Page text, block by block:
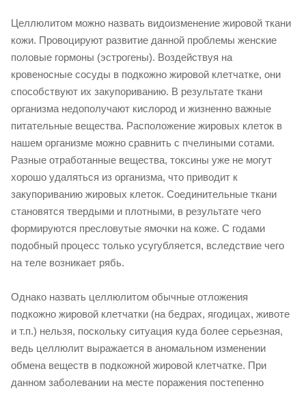
Целлюлитом можно назвать видоизменение жировой ткани
кожи. Провоцируют развитие данной проблемы женские
половые гормоны (эстрогены). Воздействуя на
кровеносные сосуды в подкожно жировой клетчатке, они
способствуют их закупориванию. В результате ткани
организма недополучают кислород и жизненно важные
питательные вещества. Расположение жировых клеток в
нашем организме можно сравнить с пчелиными сотами.
Разные отработанные вещества, токсины уже не могут
хорошо удаляться из организма, что приводит к
закупориванию жировых клеток. Соединительные ткани
становятся твердыми и плотными, в результате чего
формируются пресловутые ямочки на коже. С годами
подобный процесс только усугубляется, вследствие чего
на теле возникает рябь.
Однако назвать целлюлитом обычные отложения
подкожно жировой клетчатки (на бедрах, ягодицах, животе
и т.п.) нельзя, поскольку ситуация куда более серьезная,
ведь целлюлит выражается в аномальном изменении
обмена веществ в подкожной жировой клетчатке. При
данном заболевании на месте поражения постепенно